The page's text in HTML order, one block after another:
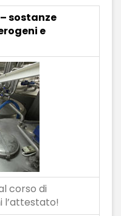
– sostanze
e
corso di
l’attestato!